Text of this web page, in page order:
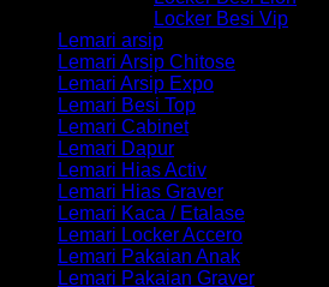
Locker Besi Vip
Lemari arsip
Lemari Arsip Chitose
Lemari Arsip Expo
Lemari Besi Top
Lemari Cabinet
Lemari Dapur
Lemari Hias Activ
Lemari Hias Graver
Lemari Kaca / Etalase
Lemari Locker Accero
Lemari Pakaian Anak
Lemari Pakaian Graver